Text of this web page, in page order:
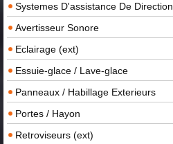
Systemes D'assistance De Direction
Avertisseur Sonore
Eclairage (ext)
Essuie-glace / Lave-glace
Panneaux / Habillage Exterieurs
Portes / Hayon
Retroviseurs (ext)